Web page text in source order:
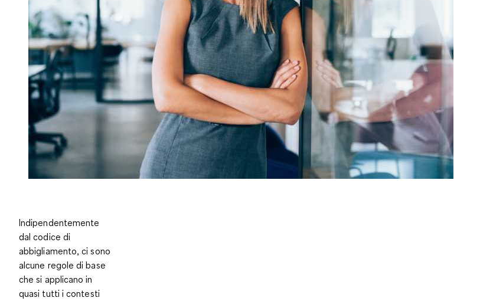
Indipendentemente
dal codice di
abbigliamento, ci sono
alcune regole di base
che si applicano in
quasi tutti i contesti